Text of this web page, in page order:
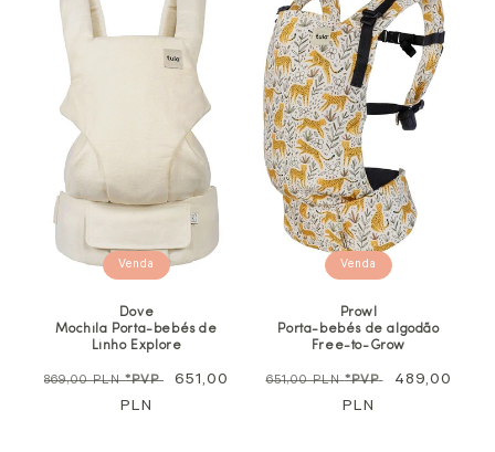
Venda
Dove
Mochila Porta-bebés de
Linho Explore
Preço
869,00 PLN*PVP
Preço
651,00
PLN
Venda
Prowl
Porta-bebés de algodão
Free-to-Grow
Preço
651,00 PLN*PVP
Preço
489,00
PLN